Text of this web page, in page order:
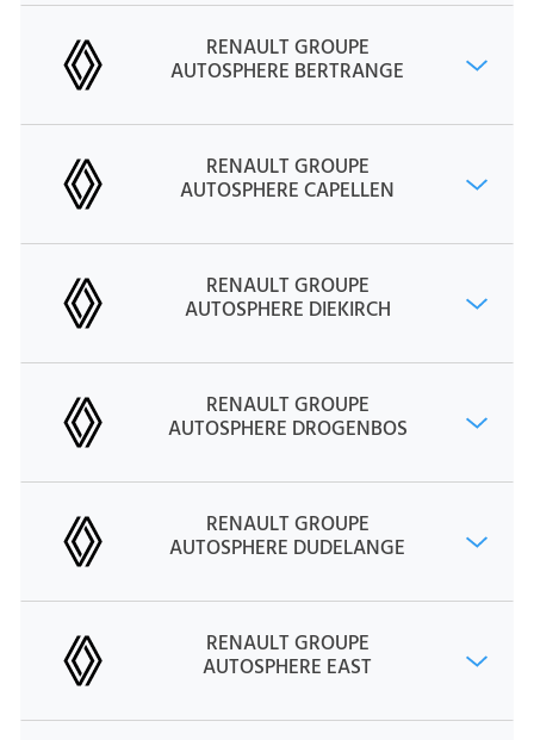
RENAULT GROUPE
AUTOSPHERE BERTRANGE
RENAULT GROUPE
AUTOSPHERE CAPELLEN
RENAULT GROUPE
AUTOSPHERE DIEKIRCH
RENAULT GROUPE
AUTOSPHERE DROGENBOS
RENAULT GROUPE
AUTOSPHERE DUDELANGE
RENAULT GROUPE
AUTOSPHERE EAST